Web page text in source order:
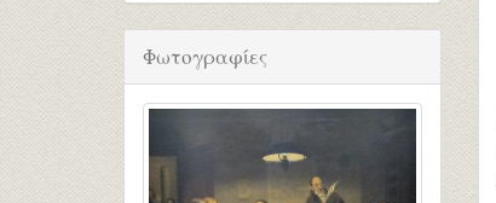
Φωτογραφίες